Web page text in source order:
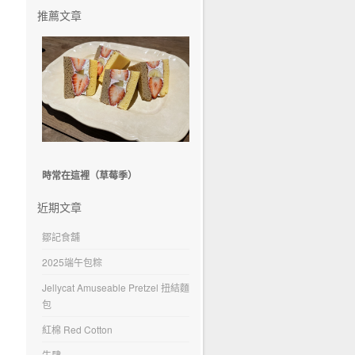
推薦文章
時常在這裡（草莓季）
近期文章
鄒記食舖
2025端午包粽
Jellycat Amuseable Pretzel 扭結麵
包
紅棉 Red Cotton